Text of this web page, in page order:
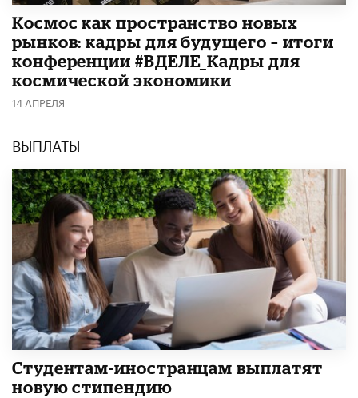
Космос как пространство новых
рынков: кадры для будущего – итоги
конференции #ВДЕЛЕ_Кадры для
космической экономики
14 АПРЕЛЯ
ВЫПЛАТЫ
Студентам-иностранцам выплатят
новую стипендию